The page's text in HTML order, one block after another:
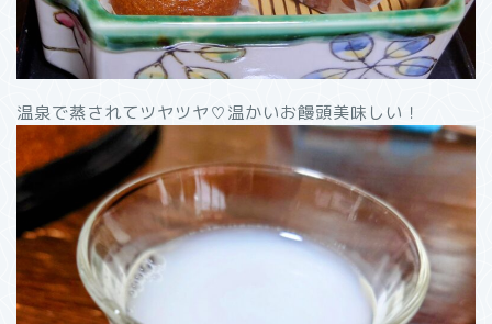
温泉で蒸されてツヤツヤ♡温かいお饅頭美味しい！